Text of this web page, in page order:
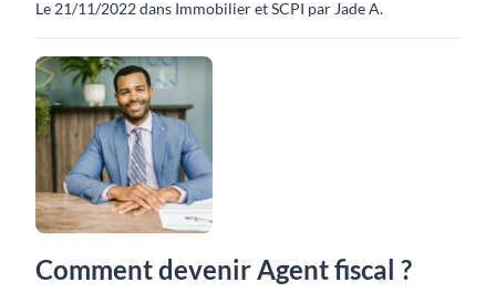
Le 21/11/2022 dans Immobilier et SCPI par Jade A.
Comment devenir Agent fiscal ?